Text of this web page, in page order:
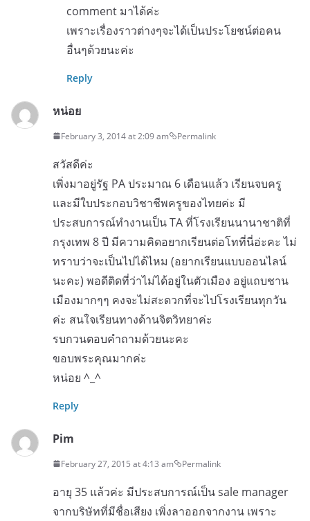
comment มาได้ค่ะ
เพราะเรื่องราวต่างๆจะได้เป็นประโยชน์ต่อคน
อื่นๆด้วยนะค่ะ
Reply
หน่อย
February 3, 2014 at 2:09 am Permalink
สวัสดีค่ะ
เพิ่งมาอยู่รัฐ PA ประมาณ 6 เดือนแล้ว เรียนจบครู
และมีใบประกอบวิชาชีพครูของไทยค่ะ มี
ประสบการณ์ทำงานเป็น TA ที่โรงเรียนนานาชาติที่
กรุงเทพ 8 ปี มีความคิดอยากเรียนต่อโทที่นี่อ่ะคะ ไม่
ทราบว่าจะเป็นไปได้ไหม (อยากเรียนแบบออนไลน์
นะคะ) พอดีติดที่ว่าไม่ได้อยู่ในตัวเมือง อยู่แถบชาน
เมืองมากๆๆ คงจะไม่สะดวกที่จะไปโรงเรียนทุกวัน
ค่ะ สนใจเรียนทางด้านจิตวิทยาค่ะ
รบกวนตอบคำถามด้วยนะคะ
ขอบพระคุณมากค่ะ
หน่อย ^_^
Reply
Pim
February 27, 2015 at 4:13 am Permalink
อายุ 35 แล้วค่ะ มีประสบการณ์เป็น sale manager
จากบริษัทที่มีชื่อเสียง เพิ่งลาออกจากงาน เพราะ